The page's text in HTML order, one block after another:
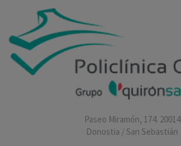
Paseo Miramón, 174. 20014
Donostia / San Sebastián